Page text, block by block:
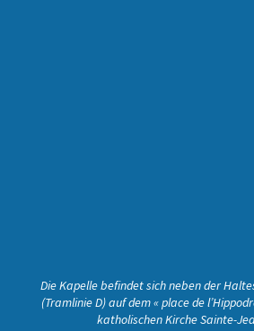
Die Kapelle befindet sich neben der
(Tramlinie D) auf dem « place de
katholischen Kirche Sainte-